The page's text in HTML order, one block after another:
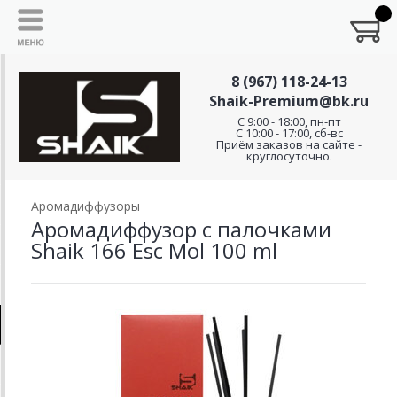
8 (967) 118-24-13
Shaik-Premium@bk.ru
C 9:00 - 18:00, пн-пт
С 10:00 - 17:00, сб-вс
Приём заказов на сайте -
круглосуточно.
Аромадиффузоры
Аромадиффузор с палочками
Shaik 166 Esc Mol 100 ml